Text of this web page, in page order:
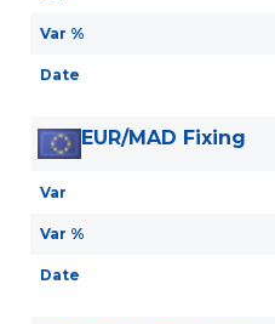
Var %
Date
EUR/MAD Fixing
Var
Var %
Date